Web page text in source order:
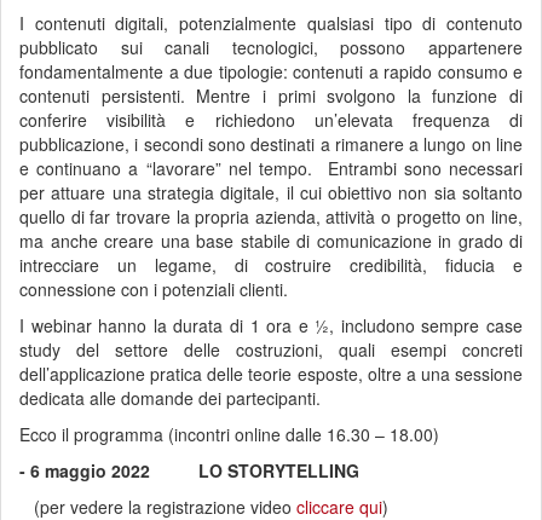
I contenuti digitali, potenzialmente qualsiasi tipo di contenuto
pubblicato sui canali tecnologici, possono appartenere
fondamentalmente a due tipologie: contenuti a rapido consumo e
contenuti persistenti. Mentre i primi svolgono la funzione di
conferire visibilità e richiedono un’elevata frequenza di
pubblicazione, i secondi sono destinati a rimanere a lungo on line
e continuano a “lavorare” nel tempo. Entrambi sono necessari
per attuare una strategia digitale, il cui obiettivo non sia soltanto
quello di far trovare la propria azienda, attività o progetto on line,
ma anche creare una base stabile di comunicazione in grado di
intrecciare un legame, di costruire credibilità, fiducia e
connessione con i potenziali clienti.
I webinar hanno la durata di 1 ora e ½, includono sempre case
study del settore delle costruzioni, quali esempi concreti
dell’applicazione pratica delle teorie esposte, oltre a una sessione
dedicata alle domande dei partecipanti.
Ecco il programma (incontri online dalle 16.30 – 18.00)
- 6 maggio 2022 LO STORYTELLING
(per vedere la registrazione video cliccare qui)